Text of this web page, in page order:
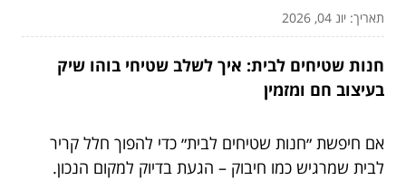
תאריך: יונ 04, 2026
חנות שטיחים לבית: איך לשלב שטיחי בוהו שיק
בעיצוב חם ומזמין
אם חיפשת ״חנות שטיחים לבית״ כדי להפוך חלל קריר
לבית שמרגיש כמו חיבוק – הגעת בדיוק למקום הנכון.